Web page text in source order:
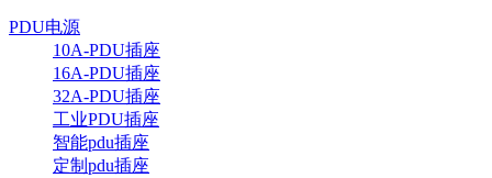
PDU电源
10A-PDU插座
16A-PDU插座
32A-PDU插座
工业PDU插座
智能pdu插座
定制pdu插座